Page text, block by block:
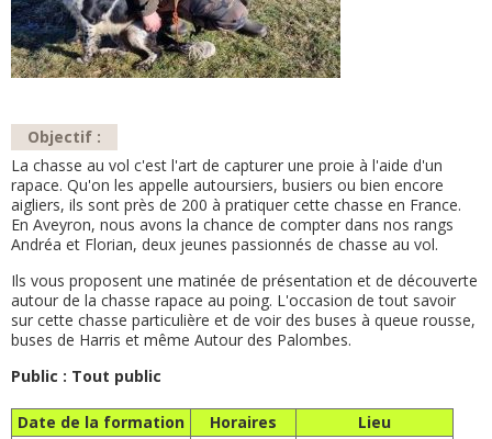
Objectif :
La chasse au vol c'est l'art de capturer une proie à l'aide d'un
rapace. Qu'on les appelle autoursiers, busiers ou bien encore
aigliers, ils sont près de 200 à pratiquer cette chasse en France.
En Aveyron, nous avons la chance de compter dans nos rangs
Andréa et Florian, deux jeunes passionnés de chasse au vol.
Ils vous proposent une matinée de présentation et de découverte
autour de la chasse rapace au poing. L'occasion de tout savoir
sur cette chasse particulière et de voir des buses à queue rousse,
buses de Harris et même Autour des Palombes.
Public : Tout public
Date de la formation Horaires Lieu